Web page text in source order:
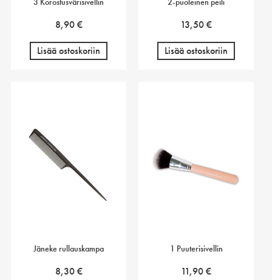
8,90€
Lisää ostoskoriin
13,50€
Lisää ostoskoriin
Jäneke rullauskampa
8,30€
1 Puuterisivellin
11,90€